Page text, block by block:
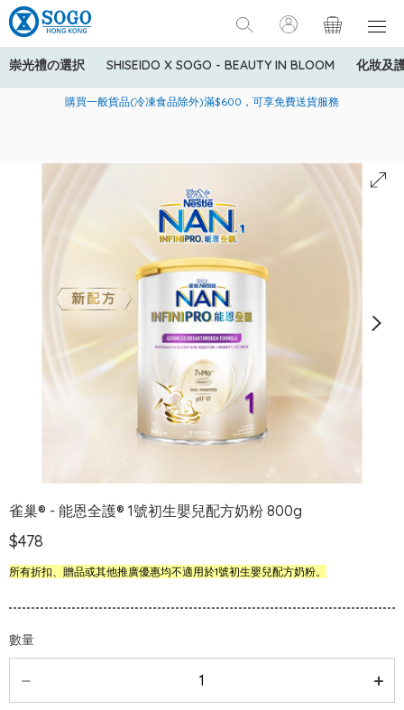
崇光禮の選択 SHISEIDO X SOGO - BEAUTY IN BLOOM 化妝及
美國運通Explorer®信用卡會員購物禮遇：高達5%簽賬回贈！
購買一般貨品(冷凍食品除外)滿$600，可享免費送貨服務
寄送中國內地服務只適用於指定商品，若訂單金額少於HK$600(折
雀巢® - 能恩全護® 1號初生嬰兒配方奶粉 800g
$478
所有折扣、贈品或其他推廣優惠均不適用於1號初生嬰兒配方奶粉。
數量